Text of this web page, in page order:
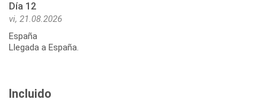
Día 12
vi, 21.08.2026
España
Llegada a España.
Incluido